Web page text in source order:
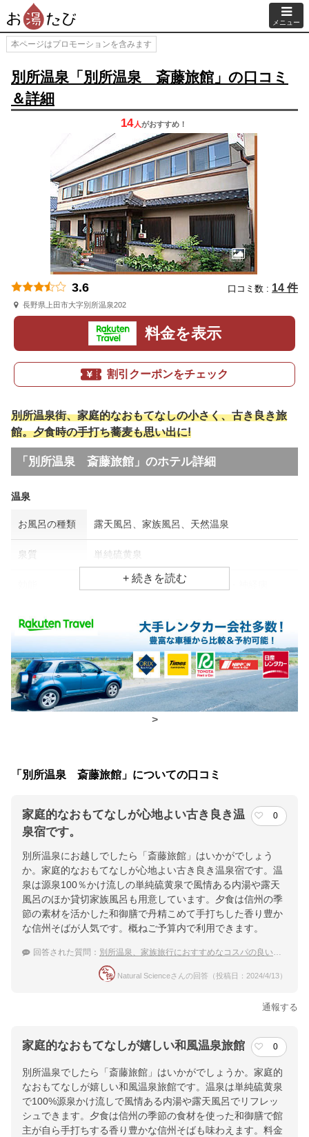
メニュー
本ページはプロモーションを含みます
別所温泉「別所温泉 斎藤旅館」の口コミ
＆詳細
14 人がおすすめ！
3.6 口コミ数 : 14 件
長野県上田市大字別所温泉202
料金を表示
割引クーポンをチェック
別所温泉街、家庭的なおもてなしの小さく、古き良き旅
館。夕食時の手打ち蕎麦も思い出に!
「別所温泉 斎藤旅館」のホテル詳細
温泉
お風呂の種類 露天風呂、家族風呂、天然温泉
泉質 単純硫黄泉
美肌効果、疲労回復、リウマチ・神経病
食事場所
朝食 食堂
夕食 食堂
チェックイン・チェックアウト時間
チェックアウ
10:00
交通アクセス
徒歩10分
提供：楽天トラベル
楽天トラベルで
ホテル詳細を詳しく見る
>
「別所温泉 斎藤旅館」についての口コミ
家庭的なおもてなしが心地よい古き良き温
泉宿です。
0
別所温泉にお越しでしたら「斎藤旅館」はいかがでしょう
か。家庭的なおもてなしが心地よい古き良き温泉宿です。温
泉は源泉100％かけ流しの単純硫黄泉で風情ある内湯や露天
風呂のほか貸切家族風呂も用意しています。夕食は信州の季
節の素材を活かした和御膳で丹精こめて手打ちした香り豊か
な信州そばが人気です。概ねご予算内で利用できます。
回答された質問： 別所温泉、家族旅行におすすめなコスパの良い温泉宿
Natural Scienceさんの回答（投稿日：2024/4/13）
通報する
家庭的なおもてなしが嬉しい和風温泉旅館 0
別所温泉でしたら「斎藤旅館」はいかがでしょうか。家庭的
なおもてなしが嬉しい和風温泉旅館です。温泉は単純硫黄泉
で100%源泉かけ流しで風情ある内湯や露天風呂でリフレッ
シュできます。夕食は信州の季節の食材を使った和御膳で館
主が自ら手打ちする香り豊かな信州そばも味わえます。料金